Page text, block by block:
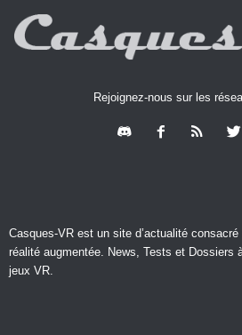
Rejoignez-nous sur les
Casques-VR est un site d’actualité
réalité augmentée. News, Tests et Dossiers
jeux VR.